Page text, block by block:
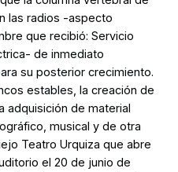
las radios -aspecto
que recibió: Servicio
de inmediato
su posterior crecimiento.
estables, la creación de
adquisición de material
musical y de otra
Teatro Urquiza que abre
el 20 de junio de